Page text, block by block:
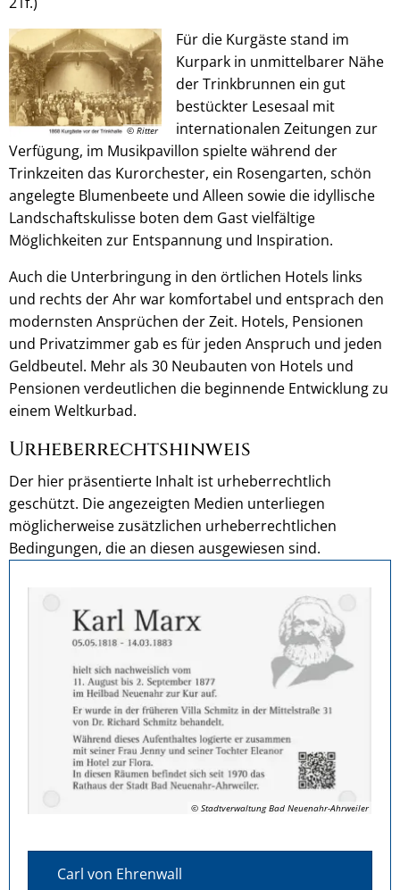
© Ritter
Für die Kurgäste stand im
Kurpark in unmittelbarer Nähe
der Trinkbrunnen ein gut
bestückter Lesesaal mit
internationalen Zeitungen zur
Verfügung, im Musikpavillon spielte während der
Trinkzeiten das Kurorchester, ein Rosengarten, schön
angelegte Blumenbeete und Alleen sowie die idyllische
Landschaftskulisse boten dem Gast vielfältige
Möglichkeiten zur Entspannung und Inspiration.
Auch die Unterbringung in den örtlichen Hotels links
und rechts der Ahr war komfortabel und entsprach den
modernsten Ansprüchen der Zeit. Hotels, Pensionen
und Privatzimmer gab es für jeden Anspruch und jeden
Geldbeutel. Mehr als 30 Neubauten von Hotels und
Pensionen verdeutlichen die beginnende Entwicklung zu
einem Weltkurbad.
Urheberrechtshinweis
Der hier präsentierte Inhalt ist urheberrechtlich
geschützt. Die angezeigten Medien unterliegen
möglicherweise zusätzlichen urheberrechtlichen
Bedingungen, die an diesen ausgewiesen sind.
© Stadtverwaltung Bad Neuenahr-Ahrweiler
Carl von Ehrenwall